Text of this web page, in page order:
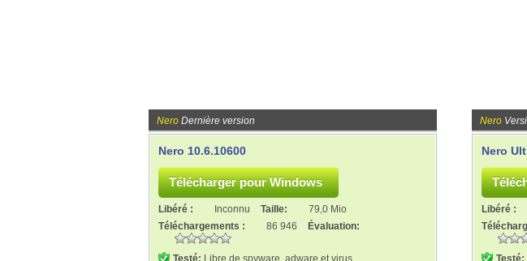
Nero Dernière version
Nero 10.6.10600
Libéré : Inconnu Taille:
79,0 Mio
Téléchargements :
86 946 Évaluation:
Testé: Libre de spyware, adware et virus
Nero
Nero
Libéré :
Testé: